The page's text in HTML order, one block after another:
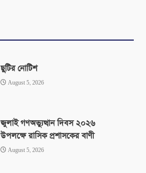
ছুটির নোটিশ
August 5, 2026
জুলাই গণঅভ্যুত্থান দিবস ২০২৬
উপলক্ষে রাসিক প্রশাসকের বাণী
August 5, 2026